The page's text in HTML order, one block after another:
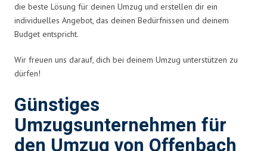
die beste Lösung für deinen Umzug und erstellen dir ein
individuelles Angebot, das deinen Bedürfnissen und deinem
Budget entspricht.
Wir freuen uns darauf, dich bei deinem Umzug unterstützen zu
dürfen!
Günstiges
Umzugsunternehmen für